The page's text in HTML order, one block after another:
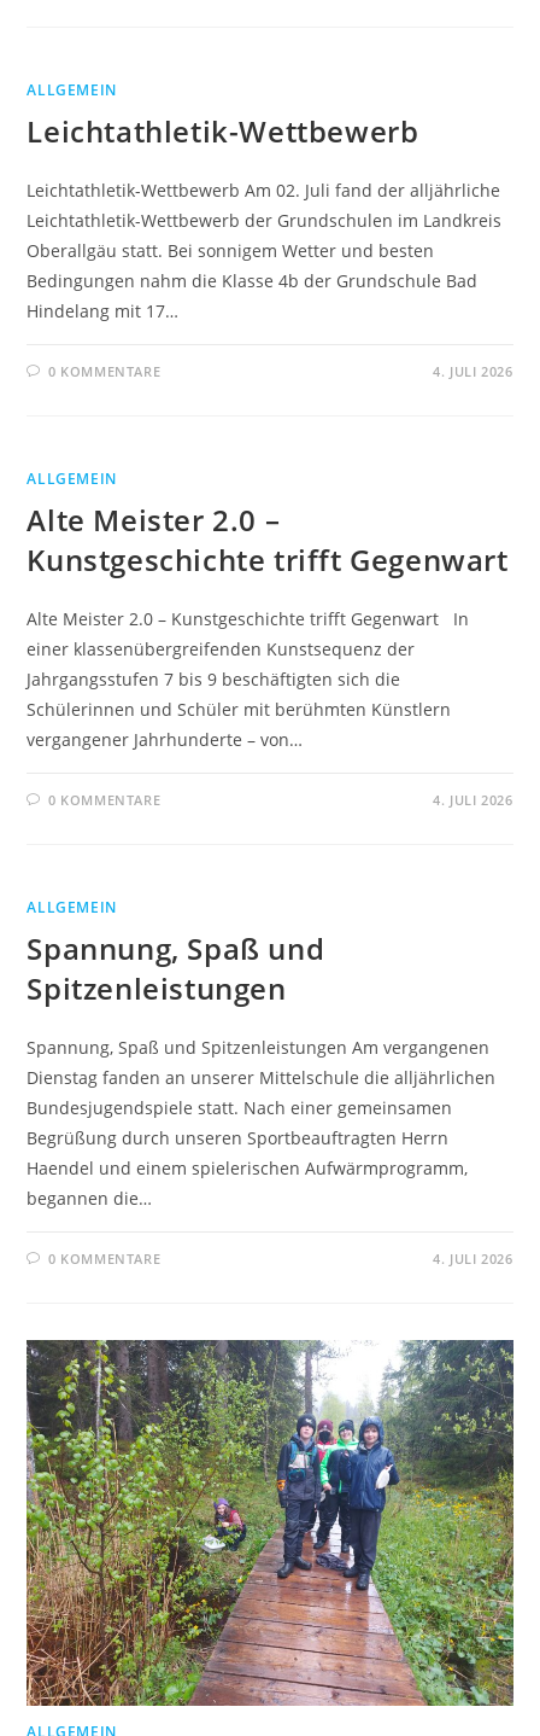
ALLGEMEIN
Leichtathletik-Wettbewerb
Leichtathletik-Wettbewerb Am 02. Juli fand der alljährliche
Leichtathletik-Wettbewerb der Grundschulen im Landkreis
Oberallgäu statt. Bei sonnigem Wetter und besten
Bedingungen nahm die Klasse 4b der Grundschule Bad
Hindelang mit 17…
0 KOMMENTARE 4. JULI 2026
ALLGEMEIN
Alte Meister 2.0 –
Kunstgeschichte trifft Gegenwart
Alte Meister 2.0 – Kunstgeschichte trifft Gegenwart In
einer klassenübergreifenden Kunstsequenz der
Jahrgangsstufen 7 bis 9 beschäftigten sich die
Schülerinnen und Schüler mit berühmten Künstlern
vergangener Jahrhunderte – von…
0 KOMMENTARE 4. JULI 2026
ALLGEMEIN
Spannung, Spaß und
Spitzenleistungen
Spannung, Spaß und Spitzenleistungen Am vergangenen
Dienstag fanden an unserer Mittelschule die alljährlichen
Bundesjugendspiele statt. Nach einer gemeinsamen
Begrüßung durch unseren Sportbeauftragten Herrn
Haendel und einem spielerischen Aufwärmprogramm,
begannen die…
0 KOMMENTARE 4. JULI 2026
ALLGEMEIN